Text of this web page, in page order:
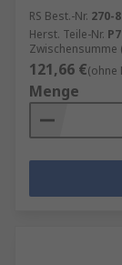
RS Best.-Nr. 270-
Herst. Teile-Nr.
Zwischensumme
121,66 €(ohne
Menge